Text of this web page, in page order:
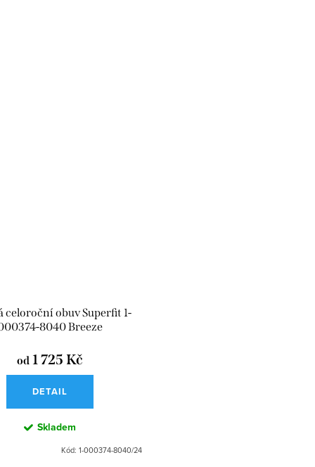
celoroční obuv Superfit 1-
8040 Breeze
od1 725 Kč
DETAIL
Skladem
Kód: 1-000374-8040/24